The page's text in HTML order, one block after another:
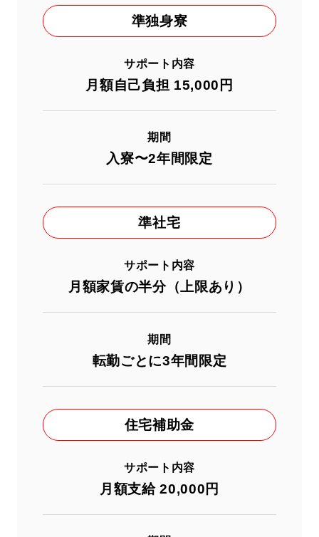
準独身寮
サポート内容
月額自己負担 15,000円
期間
入寮〜2年間限定
準社宅
サポート内容
月額家賃の半分（上限あり）
期間
転勤ごとに3年間限定
住宅補助⾦
サポート内容
月額支給 20,000円